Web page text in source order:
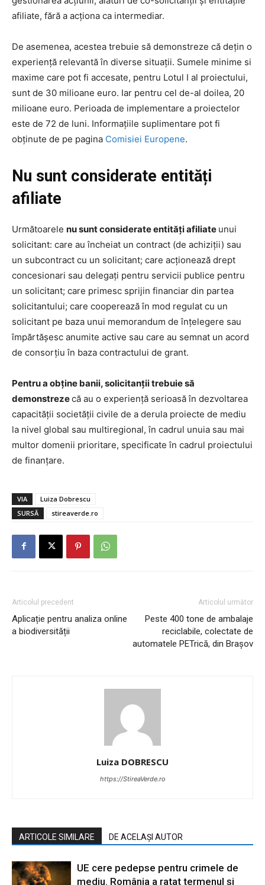
afiliate, fără a acționa ca intermediar.
De asemenea, acestea trebuie să demonstreze că dețin o
experiență relevantă în diverse situații. Sumele minime si
maxime care pot fi accesate, pentru Lotul I al proiectului,
sunt de 30 milioane euro. Iar pentru cel de-al doilea, 20
milioane euro. Perioada de implementare a proiectelor
este de 72 de luni. Informațiile suplimentare pot fi
obținute de pe pagina Comisiei Europene.
Nu sunt considerate entități
afiliate
Următoarele nu sunt considerate entități afiliate unui
solicitant: care au încheiat un contract (de achiziții) sau
un subcontract cu un solicitant; care acționează drept
concesionari sau delegați pentru servicii publice pentru
un solicitant; care primesc sprijin financiar din partea
solicitantului; care cooperează în mod regulat cu un
solicitant pe baza unui memorandum de înțelegere sau
împărtășesc anumite active sau care au semnat un acord
de consorțiu în baza contractului de grant.
Pentru a obține banii, solicitanții trebuie să
demonstrezecă au o experiență serioasă în dezvoltarea
capacității societății civile de a derula proiecte de mediu
la nivel global sau multiregional, în cadrul unuia sau mai
multor domenii prioritare, specificate în cadrul proiectului
de finanțare.
VIA
Luiza Dobrescu
SURSĂ
stireaverde.ro
Articolul precedent
Aplicație pentru analiza online
a biodiversității
Articolul următor
Peste 400 tone de ambalaje
reciclabile, colectate de
automatele PETrică, din Brașov
Luiza DOBRESCU
https://StireaVerde.ro
ARTICOLE SIMILARE DE ACELAȘI AUTOR
UE cere pedepse pentru crimele de
mediu. România a ratat termenul și